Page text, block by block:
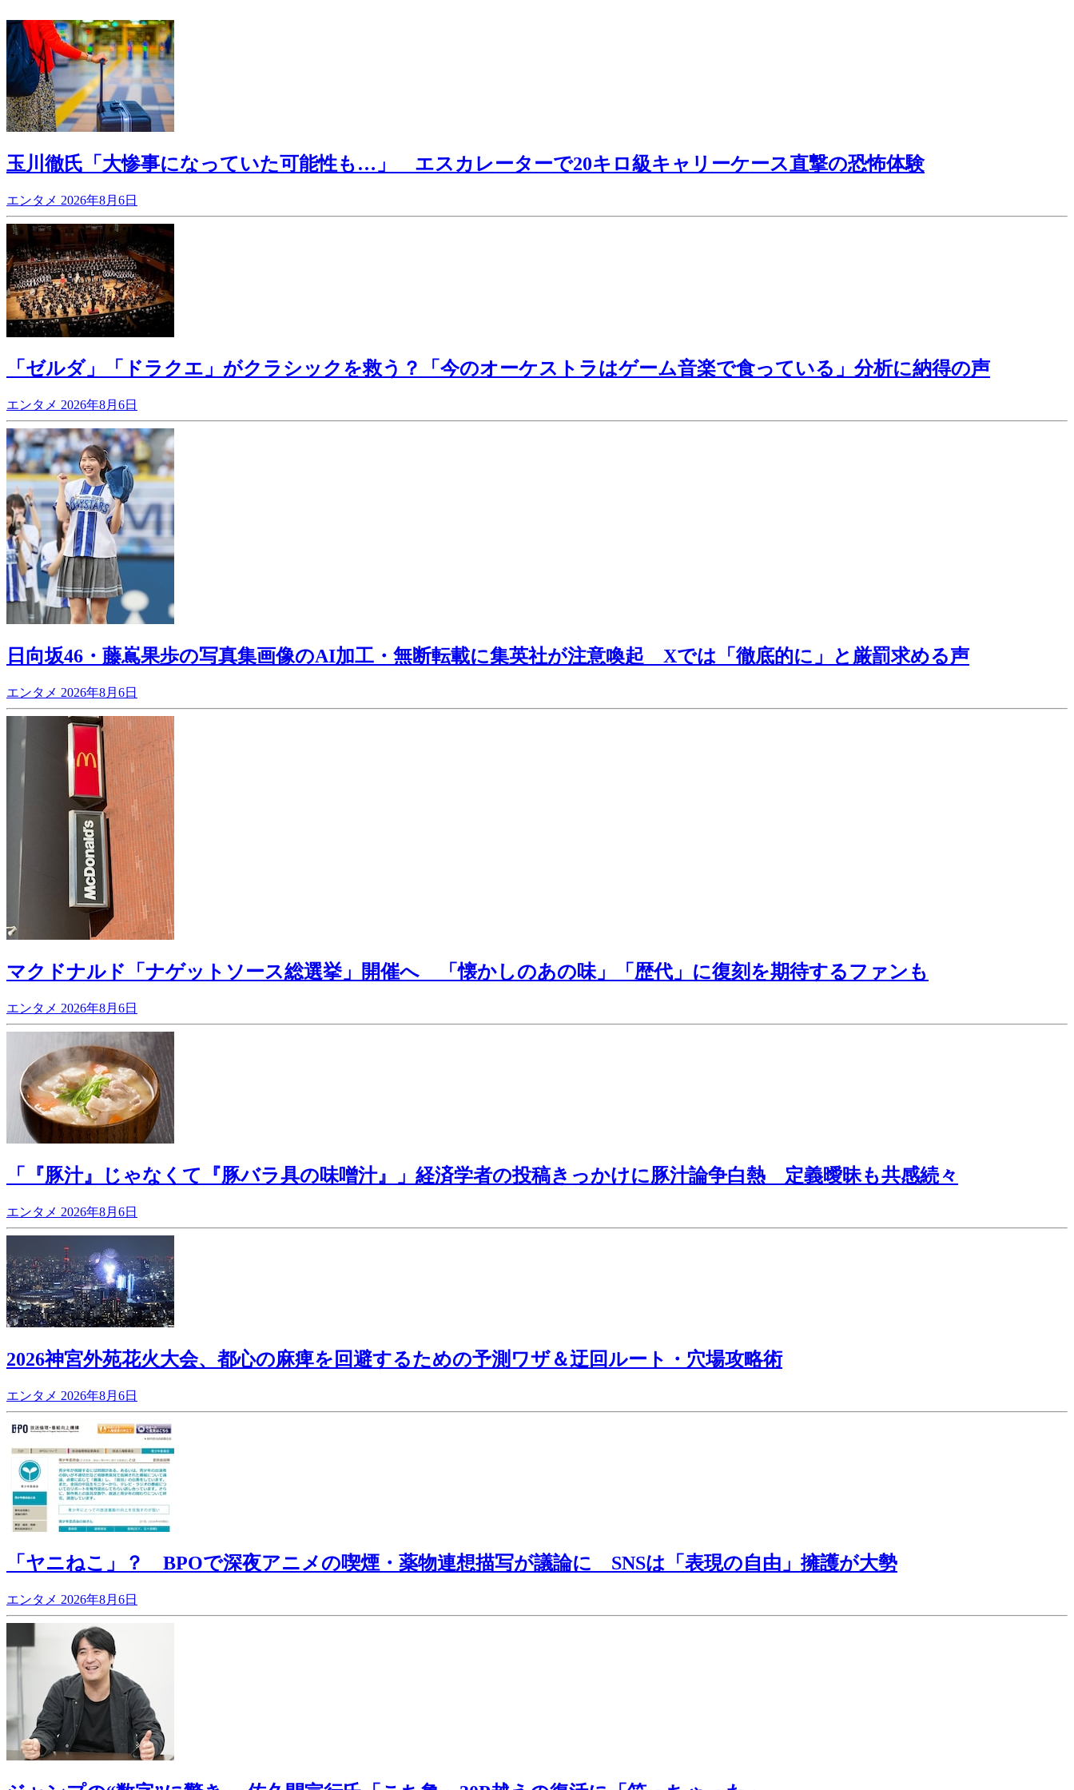
玉川徹氏「大惨事になっていた可能性も…」 エスカレーターで20キロ級キャリーケース直撃の恐怖体験
エンタメ 2026年8月6日
「ゼルダ」「ドラクエ」がクラシックを救う？「今のオーケストラはゲーム音楽で食っている」分析に納得の声
エンタメ 2026年8月6日
日向坂46・藤嶌果歩の写真集画像のAI加工・無断転載に集英社が注意喚起 Xでは「徹底的に」と厳罰求める声
エンタメ 2026年8月6日
マクドナルド「ナゲットソース総選挙」開催へ 「懐かしのあの味」「歴代」に復刻を期待するファンも
エンタメ 2026年8月6日
「『豚汁』じゃなくて『豚バラ具の味噌汁』」経済学者の投稿きっかけに豚汁論争白熱 定義曖昧も共感続々
エンタメ 2026年8月6日
2026神宮外苑花火大会、都心の麻痺を回避するための予測ワザ＆迂回ルート・穴場攻略術
エンタメ 2026年8月6日
「ヤニねこ」？ BPOで深夜アニメの喫煙・薬物連想描写が議論に SNSは「表現の自由」擁護が大勢
エンタメ 2026年8月6日